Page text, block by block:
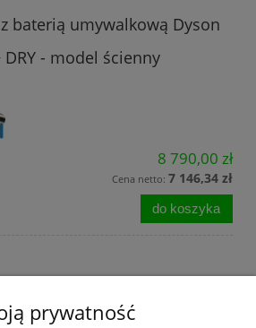
baterią umywalkową Dyson
- model ścienny
8 790,00 zł
Cena netto: 7 146,34 zł
do koszyka
prywatność